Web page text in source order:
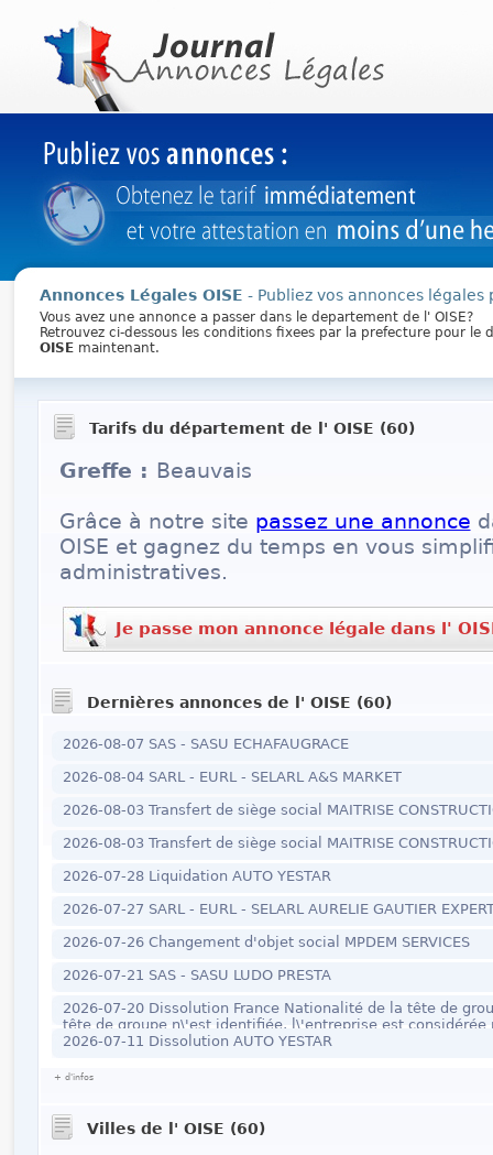
Annonces Légales OISE - Publiez vos annonces légales
Vous avez une annonce a passer dans le departement de l' OISE?
Retrouvez ci-dessous les conditions fixees par la prefecture pour
OISEmaintenant.
Tarifs du département de l' OISE (60)
Greffe : Beauvais
Grâce à notre site passez une annonce
OISE et gagnez du temps en vous
administratives.
Je passe mon annonce légale dans l'
Dernières annonces de l' OISE (60)
2026-08-07 SAS - SASU ECHAFAUGRACE
2026-08-04 SARL - EURL - SELARL A&S MARKET
2026-08-03 Transfert de siège social MAITRISE
2026-08-03 Transfert de siège social MAITRISE
2026-07-28 Liquidation AUTO YESTAR
2026-07-27 SARL - EURL - SELARL AURELIE GAUTIER
2026-07-26 Changement d'objet social MPDEM SERVICES
2026-07-21 SAS - SASU LUDO PRESTA
2026-07-20 Dissolution France Nationalité de la tête de
tête de groupe n\'est identifiée, l\'entreprise est
plus précises sur la gouvernance de cette entreprise ? Je
2026-07-11 Dissolution AUTO YESTAR
+ d'infos
Villes de l' OISE (60)